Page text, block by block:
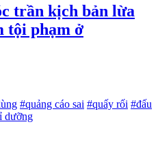
trần kịch bản lừa
tội phạm ở
#quảng cáo sai #quấy rối #đấu
dưỡng